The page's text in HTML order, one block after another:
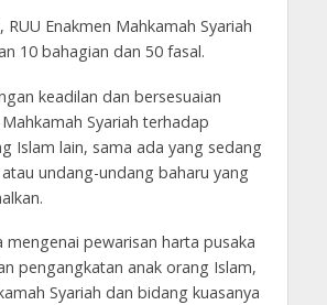
RUU Enakmen Mahkamah Syariah
10 bahagian dan 50 fasal.
keadilan dan bersesuaian
Syariah terhadap
Islam lain, sama ada yang sedang
undang-undang baharu yang
mengenai pewarisan harta pusaka
pengangkatan anak orang Islam,
Syariah dan bidang kuasanya